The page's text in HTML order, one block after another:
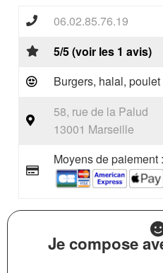
06.02.85.76.19
5/5 (voir les 1 avis)
Burgers, halal,
58, rue de la Palud
13001 Marseille
Moyens de paiement :
Je compose